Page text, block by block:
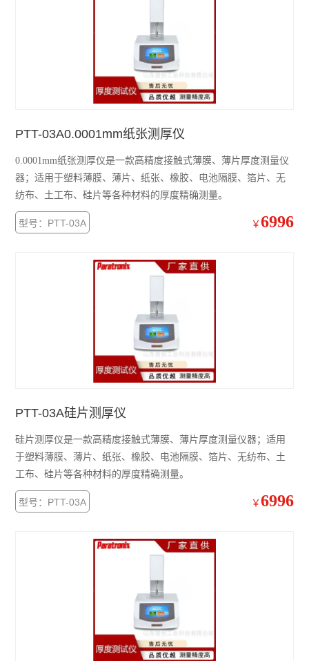
PTT-03A0.0001mm纸张测厚仪
0.0001mm纸张测厚仪是一款高精度接触式薄膜、薄片厚度测量仪
器；适用于塑料薄膜、薄片、纸张、橡胶、电池隔膜、箔片、无
纺布、土工布、硅片等各种材料的厚度精确测量。
型号：PTT-03A ￥ 6996
PTT-03A硅片测厚仪
硅片测厚仪是一款高精度接触式薄膜、薄片厚度测量仪器；适用
于塑料薄膜、薄片、纸张、橡胶、电池隔膜、箔片、无纺布、土
工布、硅片等各种材料的厚度精确测量。
型号：PTT-03A ￥ 6996